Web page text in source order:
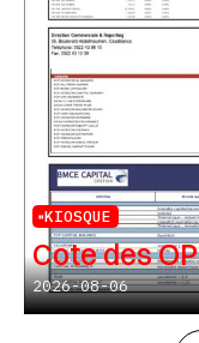
KIOSQUE
Cote des
2026-08-06